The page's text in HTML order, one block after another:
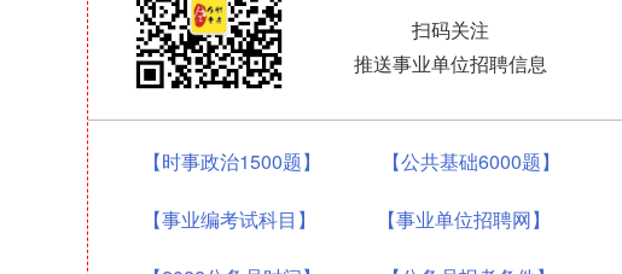
扫码关注
推送事业单位招聘信息
【时事政治1500题】 【公共基础6000题】
【事业编考试科目】 【事业单位招聘网】